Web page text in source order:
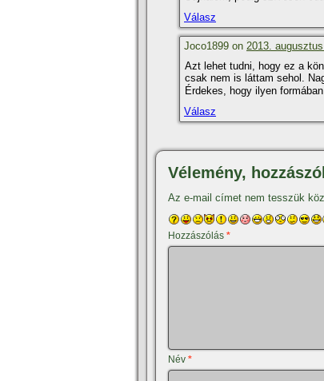
Válasz
Joco1899 on 2013.
Azt lehet tudni, hogy ez a
csak nem is láttam sehol.
Érdekes, hogy ilyen
Válasz
Vélemény,
Az e-mail címet nem tesszük
Hozzászólás *
Név *